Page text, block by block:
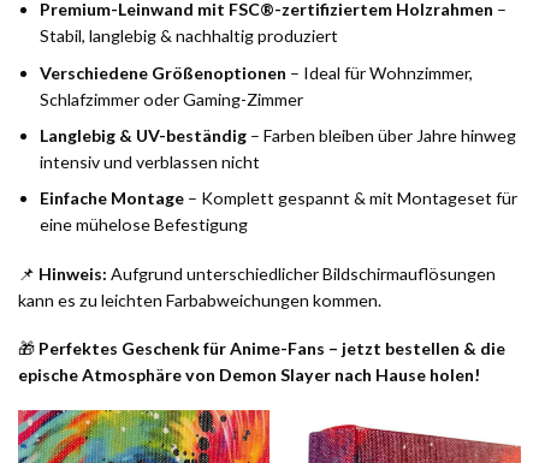
Premium-Leinwand mit FSC®-zertifiziertem Holzrahmen –
Stabil, langlebig & nachhaltig produziert
Verschiedene Größenoptionen – Ideal für Wohnzimmer,
Schlafzimmer oder Gaming-Zimmer
Langlebig & UV-beständig – Farben bleiben über Jahre hinweg
intensiv und verblassen nicht
Einfache Montage – Komplett gespannt & mit Montageset für
eine mühelose Befestigung
📌 Hinweis: Aufgrund unterschiedlicher Bildschirmauflösungen
kann es zu leichten Farbabweichungen kommen.
🎁 Perfektes Geschenk für Anime-Fans – jetzt bestellen & die
epische Atmosphäre von Demon Slayer nach Hause holen!